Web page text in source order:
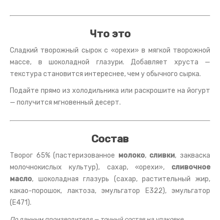
Что это
Сладкий творожный сырок с «орехи» в мягкой творожной
массе, в шоколадной глазури. Добавляет хруста —
текстура становится интереснее, чем у обычного сырка.
Подайте прямо из холодильника или раскрошите на йогурт
— получится мгновенный десерт.
Состав
Творог 65% (пастеризованное молоко, сливки, закваска
молочнокислых культур), сахар, «орехи», сливочное
масло, шоколадная глазурь (сахар, растительный жир,
какао-порошок, лактоза, эмульгатор E322), эмульгатор
(E471).